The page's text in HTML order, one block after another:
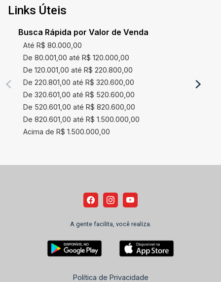
Links Úteis
Busca Rápida por Valor de Venda
Até R$ 80.000,00
De 80.001,00 até R$ 120.000,00
De 120.001,00 até R$ 220.800,00
De 220.801,00 até R$ 320.600,00
De 320.601,00 até R$ 520.600,00
De 520.601,00 até R$ 820.600,00
De 820.601,00 até R$ 1.500.000,00
Acima de R$ 1.500.000,00
A gente facilita, você realiza.
Política de Privacidade